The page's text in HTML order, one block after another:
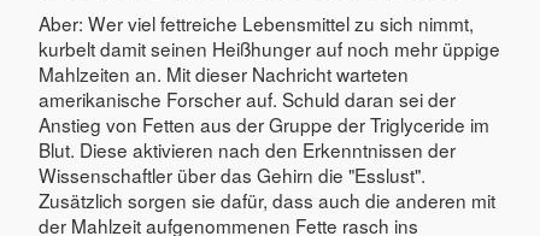
Aber: Wer viel fettreiche Lebensmittel zu sich nimmt,
kurbelt damit seinen Heißhunger auf noch mehr üppige
Mahlzeiten an. Mit dieser Nachricht warteten
amerikanische Forscher auf. Schuld daran sei der
Anstieg von Fetten aus der Gruppe der Triglyceride im
Blut. Diese aktivieren nach den Erkenntnissen der
Wissenschaftler über das Gehirn die "Esslust".
Zusätzlich sorgen sie dafür, dass auch die anderen mit
der Mahlzeit aufgenommenen Fette rasch ins